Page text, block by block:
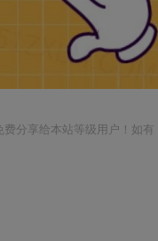
分享给本站等级用户！如有